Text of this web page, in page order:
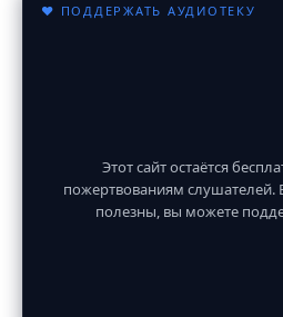
♥ ПОДДЕРЖАТЬ АУДИОТЕКУ
Этот сайт остаётся
пожертвованиям
полезны, вы можете